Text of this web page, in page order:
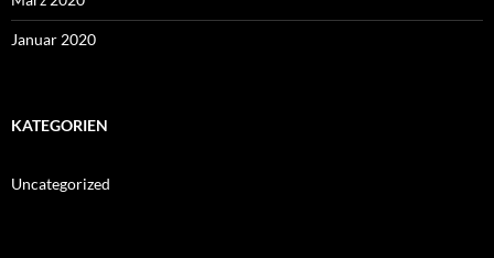
Januar 2020
KATEGORIEN
Uncategorized